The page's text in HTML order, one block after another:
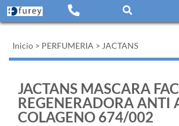
Inicio > PERFUMERIA > JACTANS
JACTANS MASCARA
REGENERADORA ANTI
COLAGENO 674/002